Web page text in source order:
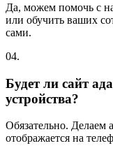
Да, можем помочь с
или обучить ваших
сами.
04.
Будет ли сайт
устройства?
Обязательно. Делаем
отображается на